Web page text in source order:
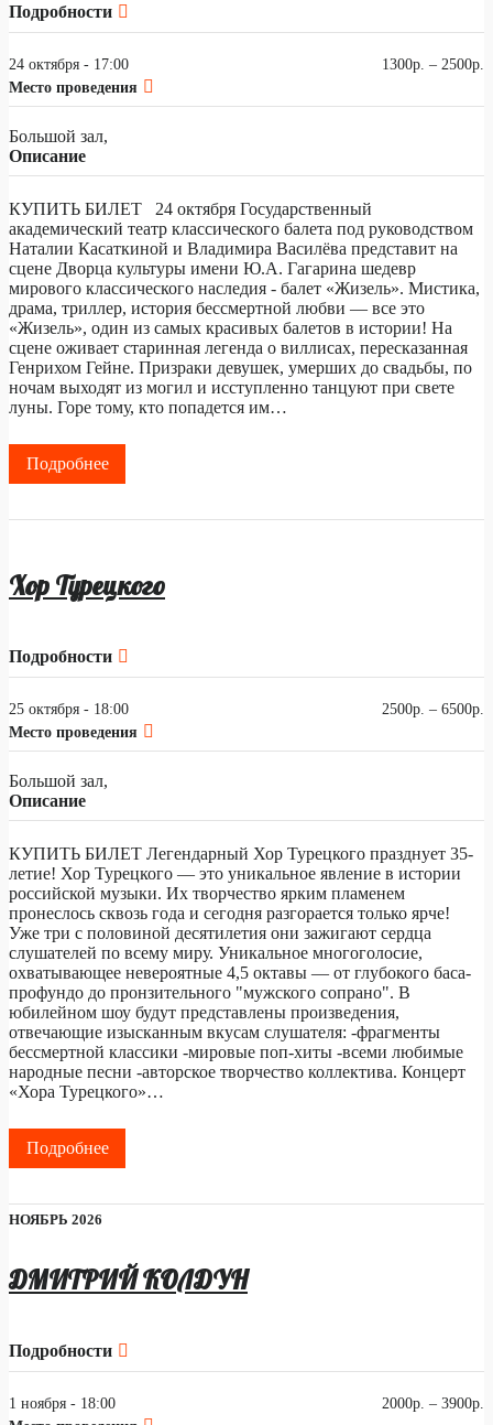
Подробности
24 октября - 17:00
1300р. – 2500р.
Место проведения
Большой зал,
Описание
КУПИТЬ БИЛЕТ 24 октября Государственный
академический театр классического балета под руководством
Наталии Касаткиной и Владимира Василёва представит на
сцене Дворца культуры имени Ю.А. Гагарина шедевр
мирового классического наследия - балет «Жизель». Мистика,
драма, триллер, история бессмертной любви — все это
«Жизель», один из самых красивых балетов в истории! На
сцене оживает старинная легенда о виллисах, пересказанная
Генрихом Гейне. Призраки девушек, умерших до свадьбы, по
ночам выходят из могил и исступленно танцуют при свете
луны. Горе тому, кто попадется им…
Подробнее
Хор Турецкого
Подробности
25 октября - 18:00
2500р. – 6500р.
Место проведения
Большой зал,
Описание
КУПИТЬ БИЛЕТ Легендарный Хор Турецкого празднует 35-
летие! Хор Турецкого — это уникальное явление в истории
российской музыки. Их творчество ярким пламенем
пронеслось сквозь года и сегодня разгорается только ярче!
Уже три с половиной десятилетия они зажигают сердца
слушателей по всему миру. Уникальное многоголосие,
охватывающее невероятные 4,5 октавы — от глубокого баса-
профундо до пронзительного "мужского сопрано". В
юбилейном шоу будут представлены произведения,
отвечающие изысканным вкусам слушателя: -фрагменты
бессмертной классики -мировые поп-хиты -всеми любимые
народные песни -авторское творчество коллектива. Концерт
«Хора Турецкого»…
Подробнее
НОЯБРЬ 2026
ДМИТРИЙ КОЛДУН
Подробности
1 ноября - 18:00
2000р. – 3900р.